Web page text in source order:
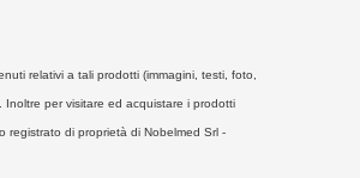
relativi a tali prodotti (immagini, testi, foto,
per visitare ed acquistare i prodotti
registrato di proprietà di Nobelmed Srl -